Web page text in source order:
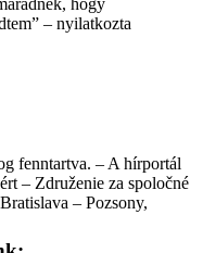
– nyilatkozta
fenntartva. – A hírportál
– Združenie za spoločné
– Pozsony,